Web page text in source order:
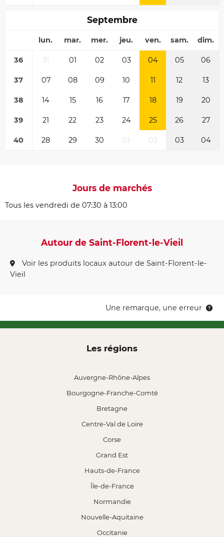
Septembre
lun. mar. mer. jeu. ven. sam. dim.
36 31 01 02 03 04 05 06
37 07 08 09 10 11 12 13
38 14 15 16 17 18 19 20
39 21 22 23 24 25 26 27
40 28 29 30 01 02 03 04
Jours de marchés
Tous les vendredi de 07:30 à 13:00
Autour de Saint-Florent-le-Vieil
Voir les produits locaux autour de Saint-Florent-le-
Vieil
Une remarque, une erreur
Les régions
Auvergne-Rhône-Alpes
Bourgogne-Franche-Comté
Bretagne
Centre-Val de Loire
Corse
Grand Est
Hauts-de-France
Île-de-France
Normandie
Nouvelle-Aquitaine
Occitanie